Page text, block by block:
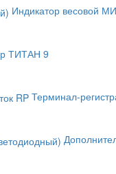
Индикатор весовой
ТИТАН 9
Терминал-